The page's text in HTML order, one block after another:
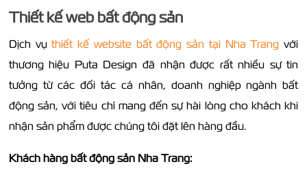
Thiết kế web bất động sản
Dịch vụthiết kế website bất động sản tại Nha Trang với
thương hiệu Puta Design đã nhận được rất nhiều sự tin
tưởng từ các đối tác cá nhân, doanh nghiệp ngành bất
động sản, với tiêu chí mang đến sự hài lòng cho khách khi
nhận sản phẩm được chúng tôi đặt lên hàng đầu.
Khách hàng bất động sản Nha Trang: